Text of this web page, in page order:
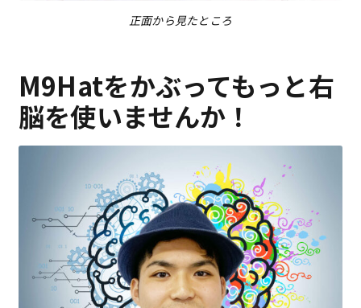
正面から見たところ
M9Hatをかぶってもっと右
脳を使いませんか！